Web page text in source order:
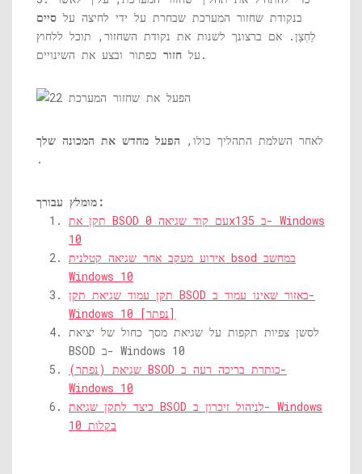
בנקודת שחזור המערכת שבחרת על ידי לחיצה על סיים
לַחְצָן. אם ברצונך לשנות את נקודת השחזור, תוכל ללחוץ
על חזור כפתור ובצע את השינויים.
לאחר השלמת התהליך כולו, הפעל מחדש את המכונה שלך
.
מומלץ עבורך:
תקן את BSOD עם קוד שגיאה 0x135 ב- Windows
10
אירוע מעקב אחר שגיאה קטלנית bsod במחשב
Windows 10
תקן עמוד שגיאת תקן BSOD באזור שאינו עמוד ב-
Windows 10 [נפתר]
לסשן צפיות תקפות על שגיאת מסך כחול של יציאת
BSOD ב- Windows 10
(נפתר) שגיאת BSOD כותרת בריכה רעה ב-
Windows 10
כיצד לתקן שגיאת BSOD לניהול זיכרון ב- Windows
10 בקלות